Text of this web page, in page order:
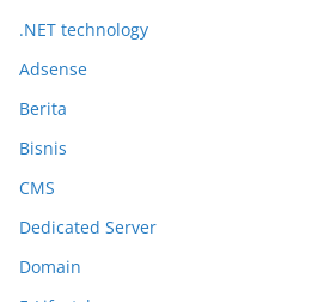
.NET technology
Adsense
Berita
Bisnis
CMS
Dedicated Server
Domain